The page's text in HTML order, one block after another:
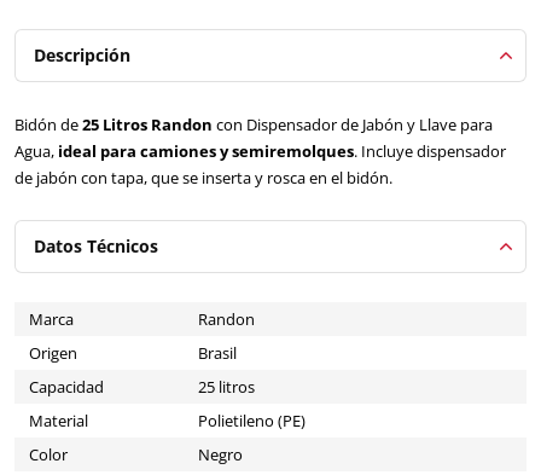
Descripción
Bidón de25 Litros Randon con Dispensador de Jabón y Llave para
Agua, ideal para camiones y semiremolques. Incluye dispensador
de jabón con tapa, que se inserta y rosca en el bidón.
Datos Técnicos
Marca
Randon
Origen
Brasil
Capacidad
25 litros
Material
Polietileno (PE)
Color
Negro